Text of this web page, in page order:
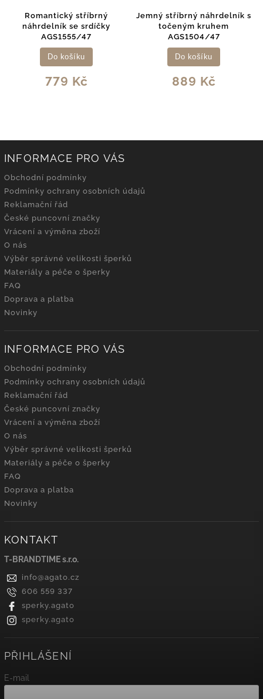
Romantický stříbrný
náhrdelník se srdíčky
AGS1555/47
779 Kč
Do košíku
Jemný stříbrný náhrdelník s
točeným kruhem
AGS1504/47
889 Kč
Do košíku
INFORMACE PRO VÁS
Obchodní podmínky
Podmínky ochrany osobních údajů
Reklamační řád
České puncovní značky
Vrácení a výměna zboží
O nás
Výběr správné velikosti šperků
Materiály a péče o šperky
FAQ
Doprava a platba
Novinky
INFORMACE PRO VÁS
Obchodní podmínky
Podmínky ochrany osobních údajů
Reklamační řád
České puncovní značky
Vrácení a výměna zboží
O nás
Výběr správné velikosti šperků
Materiály a péče o šperky
FAQ
Doprava a platba
Novinky
KONTAKT
T-BRANDTIME s.r.o.
info@agato.cz
606 559 337
sperky.agato
sperky.agato
PŘIHLÁŠENÍ
E-mail